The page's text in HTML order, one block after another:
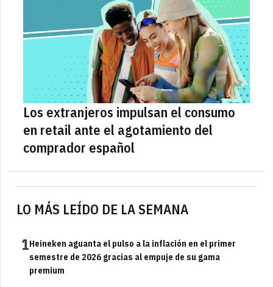
LO MÁS LEÍDO DE LA SEMANA
1Heineken aguanta el pulso a la inflación en el primer
semestre de 2026 gracias al empuje de su gama
premium
Los extranjeros impulsan el consumo
en retail ante el agotamiento del
comprador español